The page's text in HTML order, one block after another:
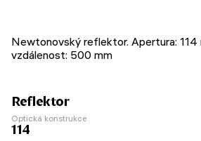
Newtonovský reflektor. Apertura: 114
vzdálenost: 500 mm
Reflektor
Optická konstrukce
114